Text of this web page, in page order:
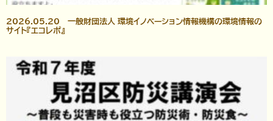
2026.05.20 一般財団法人 環境イノベーション情報機構の環境情報の
サイト『エコレポ』